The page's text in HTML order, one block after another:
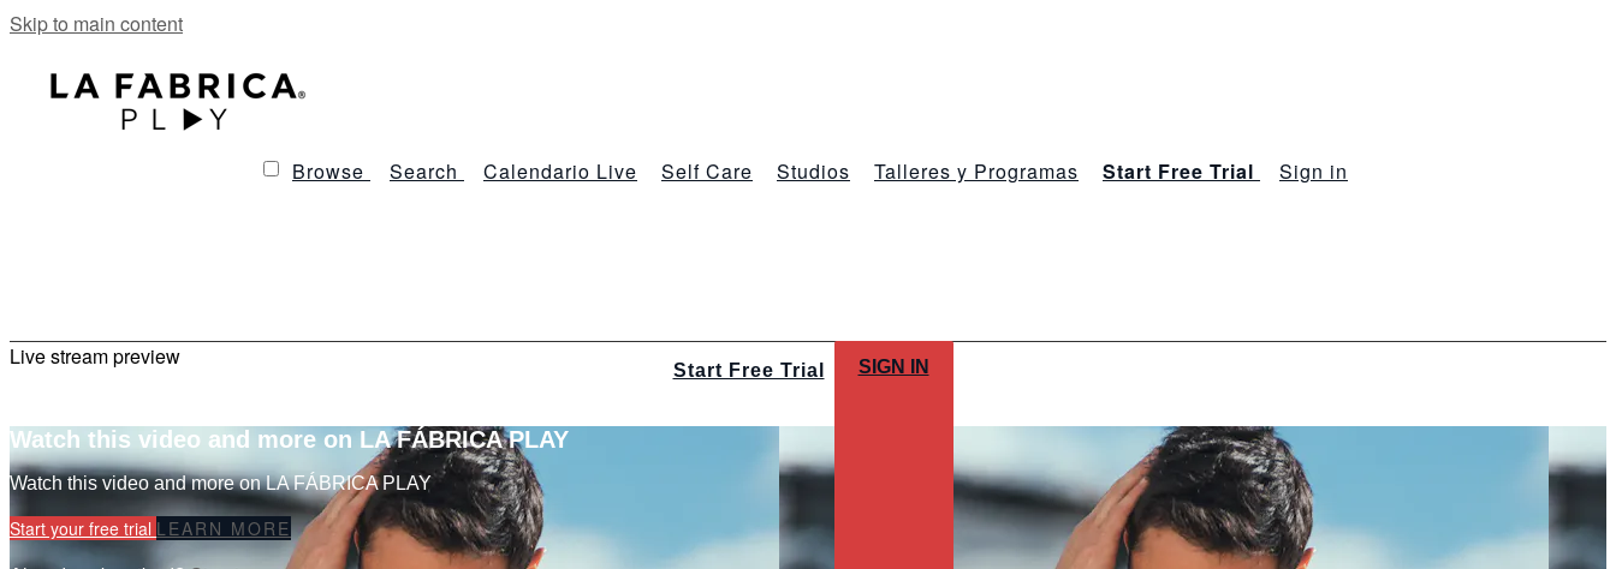
Skip to main content
Browse Search Calendario Live Self Care Studios Talleres y Programas Start Free Trial Sign in
Start Free Trial SIGN IN
Live stream preview
Watch this video and more on LA FÁBRICA PLAY
Watch this video and more on LA FÁBRICA PLAY
Start your free trial LEARN MORE